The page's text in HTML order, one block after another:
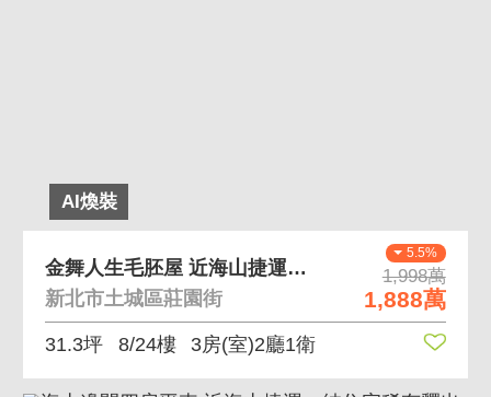
AI煥裝
5.5%
1,998萬
1,888萬
金舞人生毛胚屋 近海山捷運站、生活機能完善
新北市土城區莊園街
31.3坪 8/24樓 3房(室)2廳1衛